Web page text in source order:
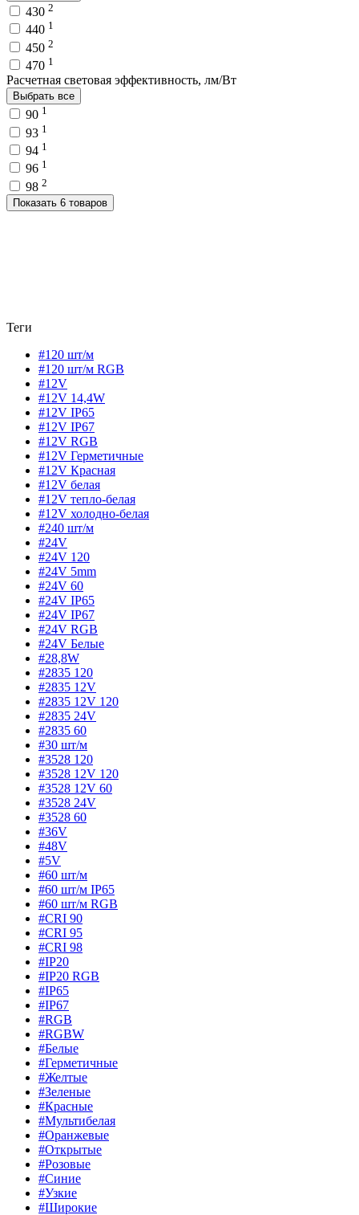
430 2
440 1
450 2
470 1
Расчетная световая эффективность, лм/Вт
Выбрать все
90 1
93 1
94 1
96 1
98 2
Показать 6 товаров
Теги
#120 шт/м
#120 шт/м RGB
#12V
#12V 14,4W
#12V IP65
#12V IP67
#12V RGB
#12V Герметичные
#12V Красная
#12V белая
#12V тепло-белая
#12V холодно-белая
#240 шт/м
#24V
#24V 120
#24V 5mm
#24V 60
#24V IP65
#24V IP67
#24V RGB
#24V Белые
#28,8W
#2835 120
#2835 12V
#2835 12V 120
#2835 24V
#2835 60
#30 шт/м
#3528 120
#3528 12V 120
#3528 12V 60
#3528 24V
#3528 60
#36V
#48V
#5V
#60 шт/м
#60 шт/м IP65
#60 шт/м RGB
#CRI 90
#CRI 95
#CRI 98
#IP20
#IP20 RGB
#IP65
#IP67
#RGB
#RGBW
#Белые
#Герметичные
#Желтые
#Зеленые
#Красные
#Мультибелая
#Оранжевые
#Открытые
#Розовые
#Синие
#Узкие
#Широкие